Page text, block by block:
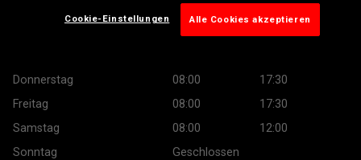
08:00
17:30
08:00
Donnerstag
08:00
17:30
Freitag
08:00
17:30
Samstag
08:00
12:00
Sonntag
Geschlossen
Cookie-Einstellungen Alle Cookies akzeptieren